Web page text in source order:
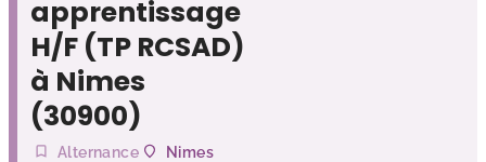
apprentissage
H/F (TP RCSAD)
à Nimes
(30900)
Alternance
Nimes